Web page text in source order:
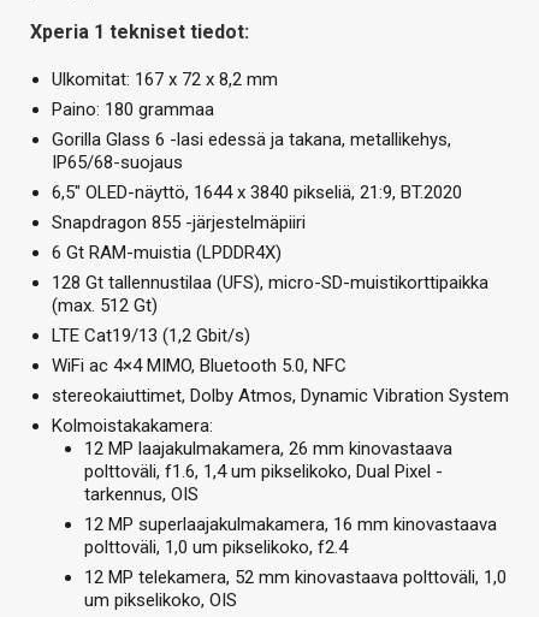
Xperia 1 tekniset tiedot:
Ulkomitat: 167 x 72 x 8,2 mm
Paino: 180 grammaa
Gorilla Glass 6 -lasi edessä ja takana, metallikehys,
IP65/68-suojaus
6,5″ OLED-näyttö, 1644 x 3840 pikseliä, 21:9, BT.2020
Snapdragon 855 -järjestelmäpiiri
6 Gt RAM-muistia (LPDDR4X)
128 Gt tallennustilaa (UFS), micro-SD-muistikorttipaikka
(max. 512 Gt)
LTE Cat19/13 (1,2 Gbit/s)
WiFi ac 4×4 MIMO, Bluetooth 5.0, NFC
stereokaiuttimet, Dolby Atmos, Dynamic Vibration System
Kolmoistakakamera:
12 MP laajakulmakamera, 26 mm kinovastaava
polttoväli, f1.6, 1,4 um pikselikoko, Dual Pixel -
tarkennus, OIS
12 MP superlaajakulmakamera, 16 mm kinovastaava
polttoväli, 1,0 um pikselikoko, f2.4
12 MP telekamera, 52 mm kinovastaava polttoväli, 1,0
um pikselikoko, OIS